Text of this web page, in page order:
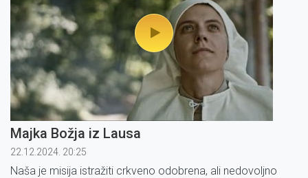
Majka Božja iz Lausa
22.12.2024. 20:25
Naša je misija istražiti crkveno odobrena, ali nedovoljno